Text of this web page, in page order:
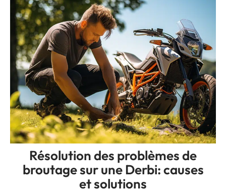
Résolution des problèmes de
broutage sur une Derbi: causes
et solutions